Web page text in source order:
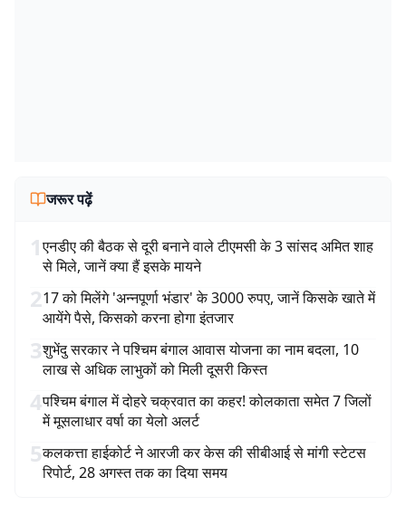
जरूर पढ़ें
1एनडीए की बैठक से दूरी बनाने वाले टीएमसी के 3 सांसद अमित शाह
से मिले, जानें क्या हैं इसके मायने
217 को मिलेंगे 'अन्नपूर्णा भंडार' के 3000 रुपए, जानें किसके खाते में
आयेंगे पैसे, किसको करना होगा इंतजार
3शुभेंदु सरकार ने पश्चिम बंगाल आवास योजना का नाम बदला, 10
लाख से अधिक लाभुकों को मिली दूसरी किस्त
4पश्चिम बंगाल में दोहरे चक्रवात का कहर! कोलकाता समेत 7 जिलों
में मूसलाधार वर्षा का येलो अलर्ट
5कलकत्ता हाईकोर्ट ने आरजी कर केस की सीबीआई से मांगी स्टेटस
रिपोर्ट, 28 अगस्त तक का दिया समय